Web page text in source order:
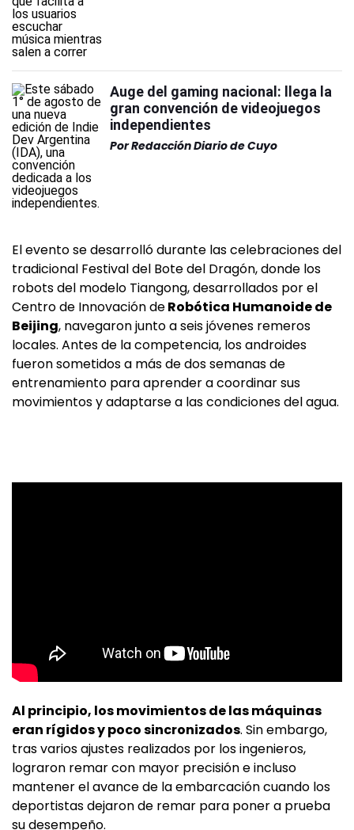
Auge del gaming nacional: llega la
gran convención de videojuegos
independientes
PorRedacción Diario de Cuyo
El evento se desarrolló durante las celebraciones del
tradicional Festival del Bote del Dragón, donde los
robots del modelo Tiangong, desarrollados por el
Centro de Innovación deRobótica Humanoide de
Beijing, navegaron junto a seis jóvenes remeros
locales. Antes de la competencia, los androides
fueron sometidos a más de dos semanas de
entrenamiento para aprender a coordinar sus
movimientos y adaptarse a las condiciones del agua.
Al principio, los movimientos de las máquinas
eran rígidos y poco sincronizados. Sin embargo,
tras varios ajustes realizados por los ingenieros,
lograron remar con mayor precisión e incluso
mantener el avance de la embarcación cuando los
deportistas dejaron de remar para poner a prueba
su desempeño.